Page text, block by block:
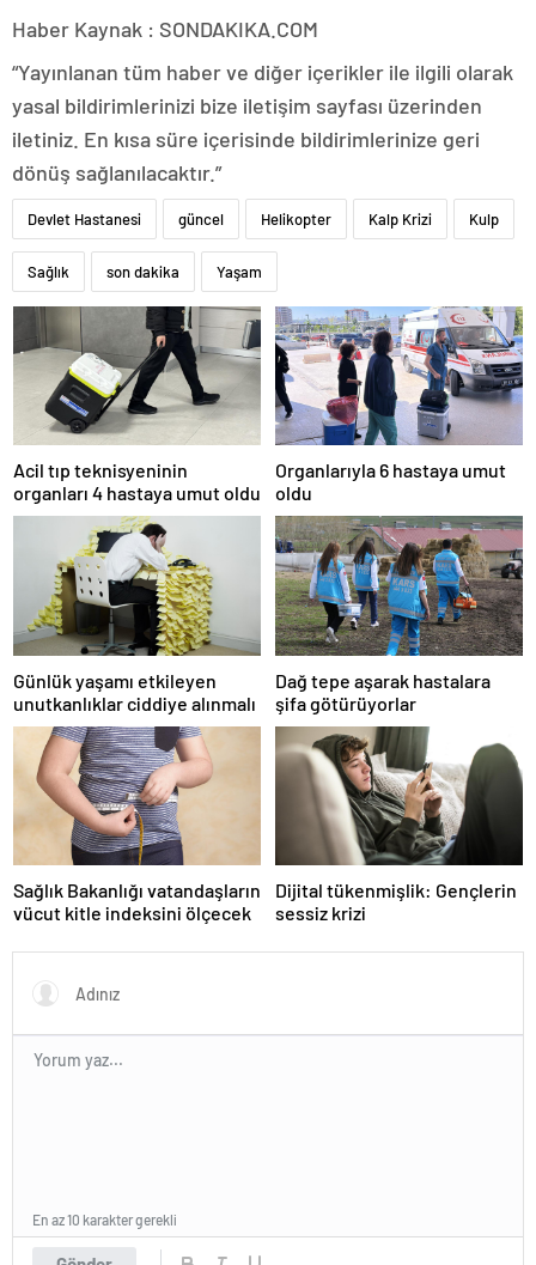
Haber Kaynak : SONDAKIKA.COM
“Yayınlanan tüm haber ve diğer içerikler ile ilgili olarak
yasal bildirimlerinizi bize iletişim sayfası üzerinden
iletiniz. En kısa süre içerisinde bildirimlerinize geri
dönüş sağlanılacaktır.”
Devlet Hastanesi güncel Helikopter Kalp Krizi Kulp
Sağlık son dakika Yaşam
Acil tıp teknisyeninin
organları 4 hastaya umut oldu
Organlarıyla 6 hastaya umut
oldu
Günlük yaşamı etkileyen
unutkanlıklar ciddiye alınmalı
Dağ tepe aşarak hastalara
şifa götürüyorlar
Sağlık Bakanlığı vatandaşların
vücut kitle indeksini ölçecek
Dijital tükenmişlik: Gençlerin
sessiz krizi
En az 10 karakter gerekli